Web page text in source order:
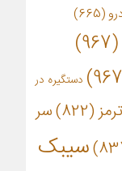
(665)
(967)
دستگیره در
(822)
سر
سیبک